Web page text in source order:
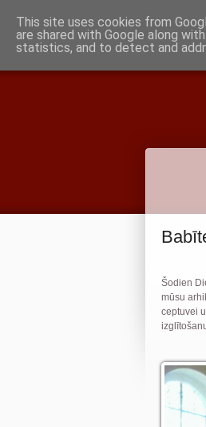
Babītes
Šodien
mūsu
ceptuvei
This site uses cookies from
are shared with Google along
statistics, and to detect and